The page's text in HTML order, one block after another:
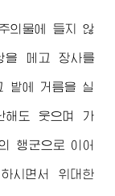
의물에 들지 않
을 메고 장사를
밭에 거름을 실
해도 웃으며 가
행군으로 이어
시면서 위대한